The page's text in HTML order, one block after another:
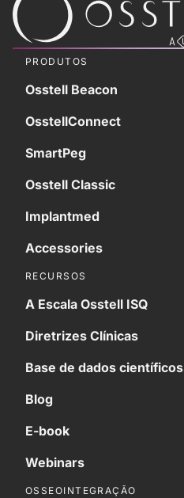
PRODUTOS
Osstell Beacon
OsstellConnect
SmartPeg
Osstell Classic
Implantmed
Accessories
RECURSOS
A Escala Osstell ISQ
Diretrizes Clínicas
Base de dados científicos
Blog
E-book
Webinars
OSSEOINTEGRAÇÃO